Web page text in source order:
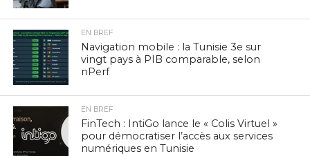
EN BREF
Navigation mobile : la Tunisie 3e sur
vingt pays à PIB comparable, selon
nPerf
EN BREF
FinTech : IntiGo lance le « Colis Virtuel »
pour démocratiser l’accès aux services
numériques en Tunisie